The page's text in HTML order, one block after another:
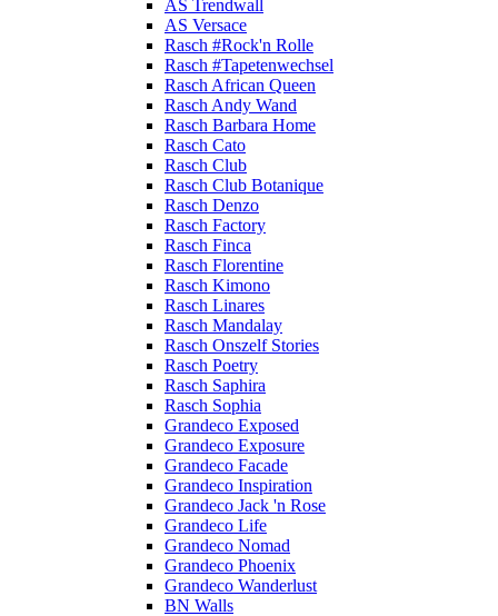
AS Trendwall
AS Versace
Rasch #Rock'n Rolle
Rasch #Tapetenwechsel
Rasch African Queen
Rasch Andy Wand
Rasch Barbara Home
Rasch Cato
Rasch Club
Rasch Club Botanique
Rasch Denzo
Rasch Factory
Rasch Finca
Rasch Florentine
Rasch Kimono
Rasch Linares
Rasch Mandalay
Rasch Onszelf Stories
Rasch Poetry
Rasch Saphira
Rasch Sophia
Grandeco Exposed
Grandeco Exposure
Grandeco Facade
Grandeco Inspiration
Grandeco Jack 'n Rose
Grandeco Life
Grandeco Nomad
Grandeco Phoenix
Grandeco Wanderlust
BN Walls